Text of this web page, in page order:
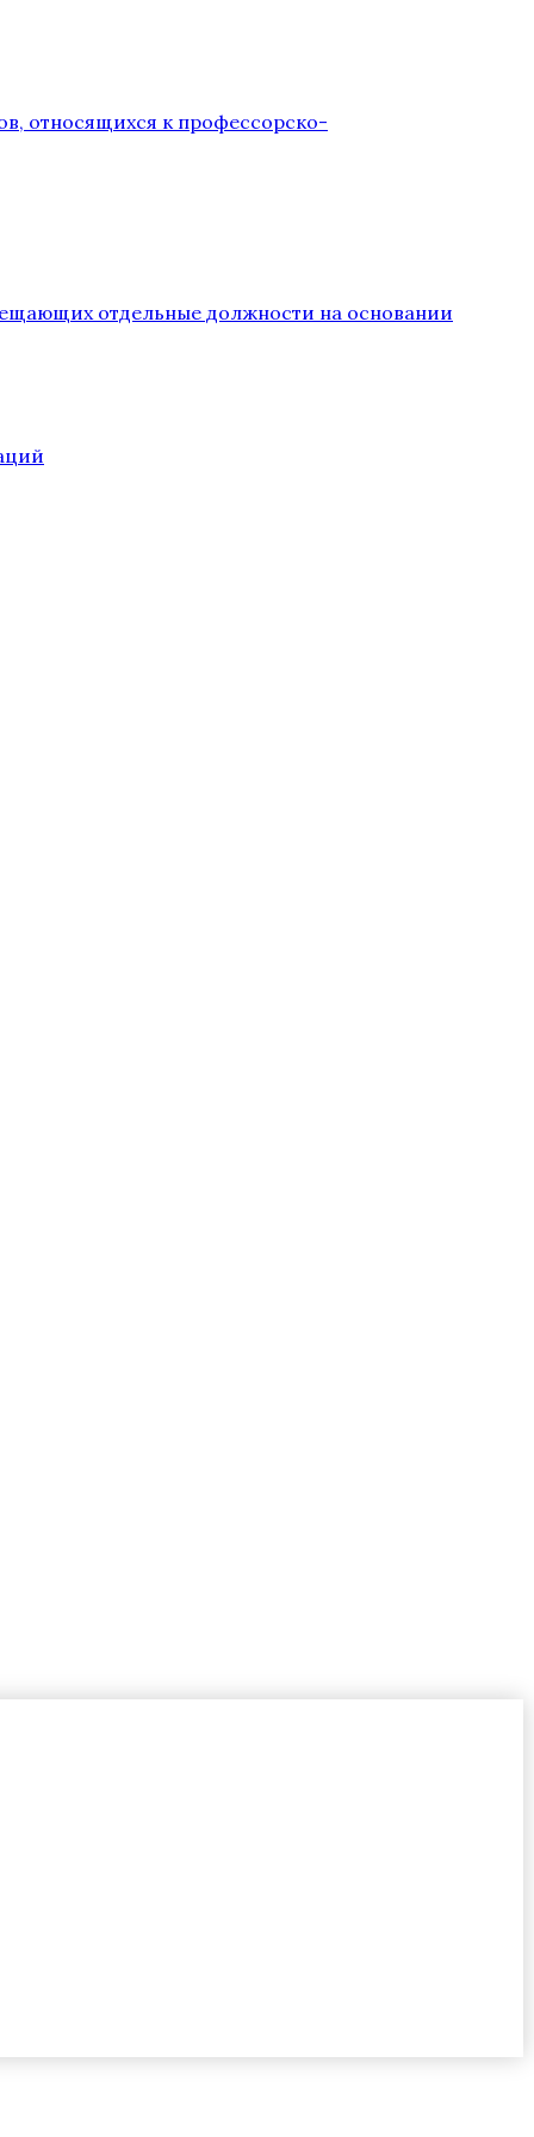
относящихся к профессорско-
отдельные должности на основании